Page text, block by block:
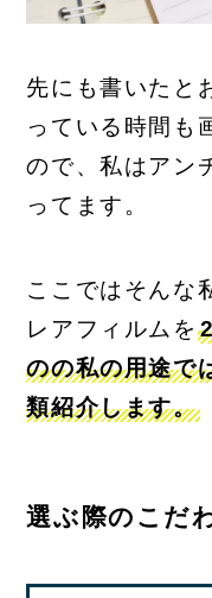
先にも書いたと
っている時間も
ので、私はアン
ってます。
ここではそんな
レアフィルムを
のの私の用途で
類紹介します。
選ぶ際のこだ